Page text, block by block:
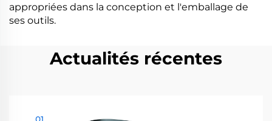
appropriées dans la conception et l'emballage de
ses outils.
Actualités récentes
01